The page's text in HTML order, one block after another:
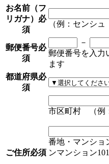
お名前（フ
リガナ） 必
須
（例：センシ
郵便番号必
須
－
郵便番号を入力
ます
都道府県必
須
ご住所必須
市区町村 （例
番地・マンシ
ンマンション101